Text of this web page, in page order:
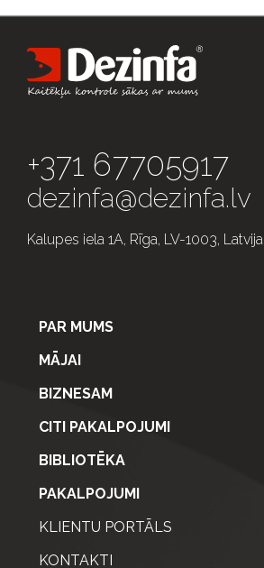
+371 67705917
dezinfa@dezinfa.lv
Kalupes iela 1A, Rīga, LV-1003, Latvija
PAR MUMS
MĀJAI
BIZNESAM
CITI PAKALPOJUMI
BIBLIOTĒKA
PAKALPOJUMI
KLIENTU PORTĀLS
KONTAKTI